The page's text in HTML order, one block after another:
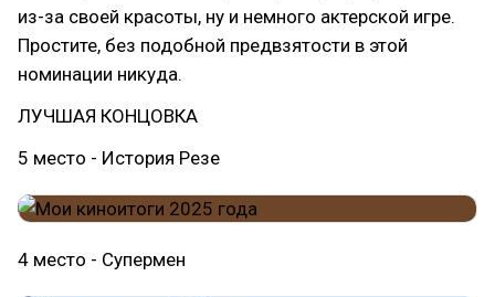
из-за своей красоты, ну и немного актерской игре.
Простите, без подобной предвзятости в этой
номинации никуда.
ЛУЧШАЯ КОНЦОВКА
5 место - История Резе
4 место - Супермен